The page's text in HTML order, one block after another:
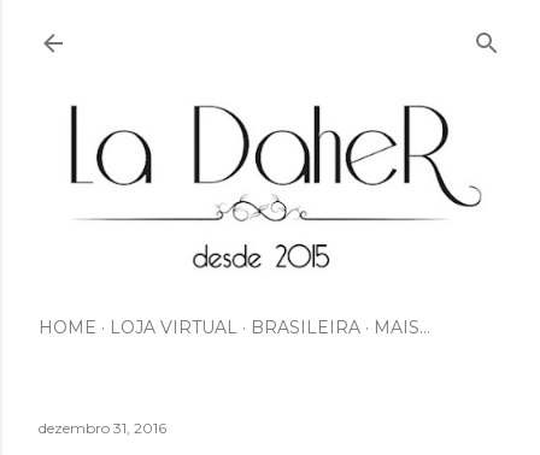
HOME LOJA VIRTUAL BRASILEIRA MAIS…
dezembro 31, 2016